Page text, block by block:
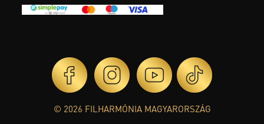
© 2026 FILHARMÓNIA MAGYARORSZÁG